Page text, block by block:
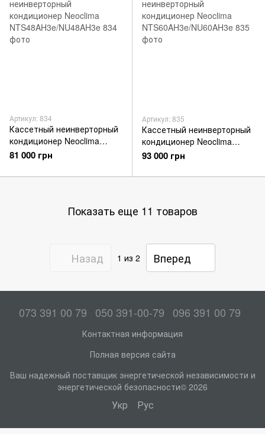
Артикул: 834
Кассетный неинверторный
кондиционер Neoclima
NTS48AH3e/NU48AH3e
81 000 грн
Артикул: 835
Кассетный неинверторный
кондиционер Neoclima
NTS60AH3e/NU60AH3e
93 000 грн
Показать еще 11 товаров
Назад 1 из 2 Вперед
073 391 00 79 050 391-00-79 096 391 00 79
Контактная информация
Полная версия сайта
Ваш надежный поставщик энергетической независимости и
энергетической безопасности© 2026
Укр Рус